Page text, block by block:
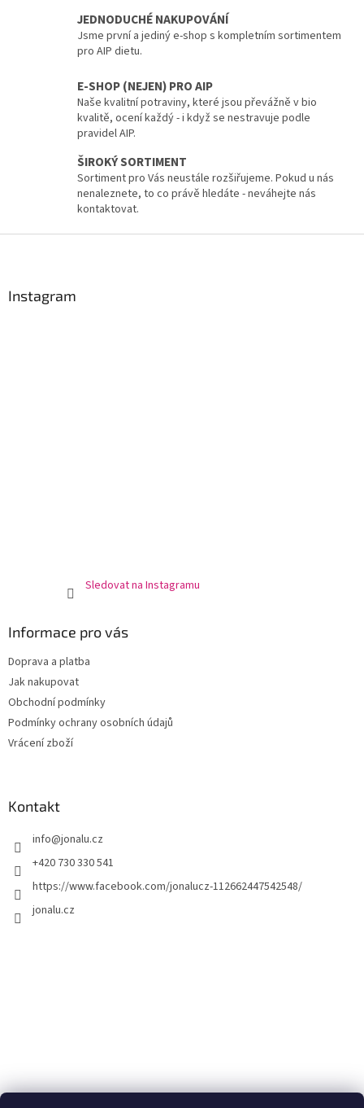
í
p
r
y
v
ý
i
s
u
JEDNODUCHÉ NAKUPOVÁNÍ
Jsme první a jediný e-shop s kompletním sortimentem
pro AIP dietu.
E-SHOP (NEJEN) PRO AIP
Naše kvalitní potraviny, které jsou převážně v bio
kvalitě, ocení každý - i když se nestravuje podle
pravidel AIP.
ŠIROKÝ SORTIMENT
Sortiment pro Vás neustále rozšiřujeme. Pokud u nás
nenaleznete, to co právě hledáte - neváhejte nás
kontaktovat.
Instagram
Sledovat na Instagramu
Informace pro vás
Doprava a platba
Jak nakupovat
Obchodní podmínky
Podmínky ochrany osobních údajů
Vrácení zboží
Kontakt
info@jonalu.cz
+420 730 330 541
https://www.facebook.com/jonalucz-112662447542548/
jonalu.cz